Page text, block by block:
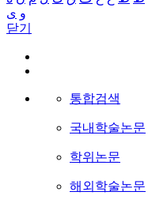
و ی
닫기
통합검색
국내학술논문
학위논문
해외학술논문